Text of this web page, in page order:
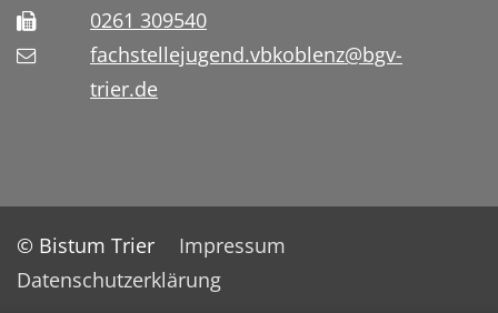
0261 309540
fachstellejugend.vbkoblenz@bgv-
trier.de
© Bistum Trier
Impressum
Datenschutzerklärung